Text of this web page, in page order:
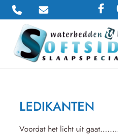
LEDIKANTEN
Voordat het licht uit